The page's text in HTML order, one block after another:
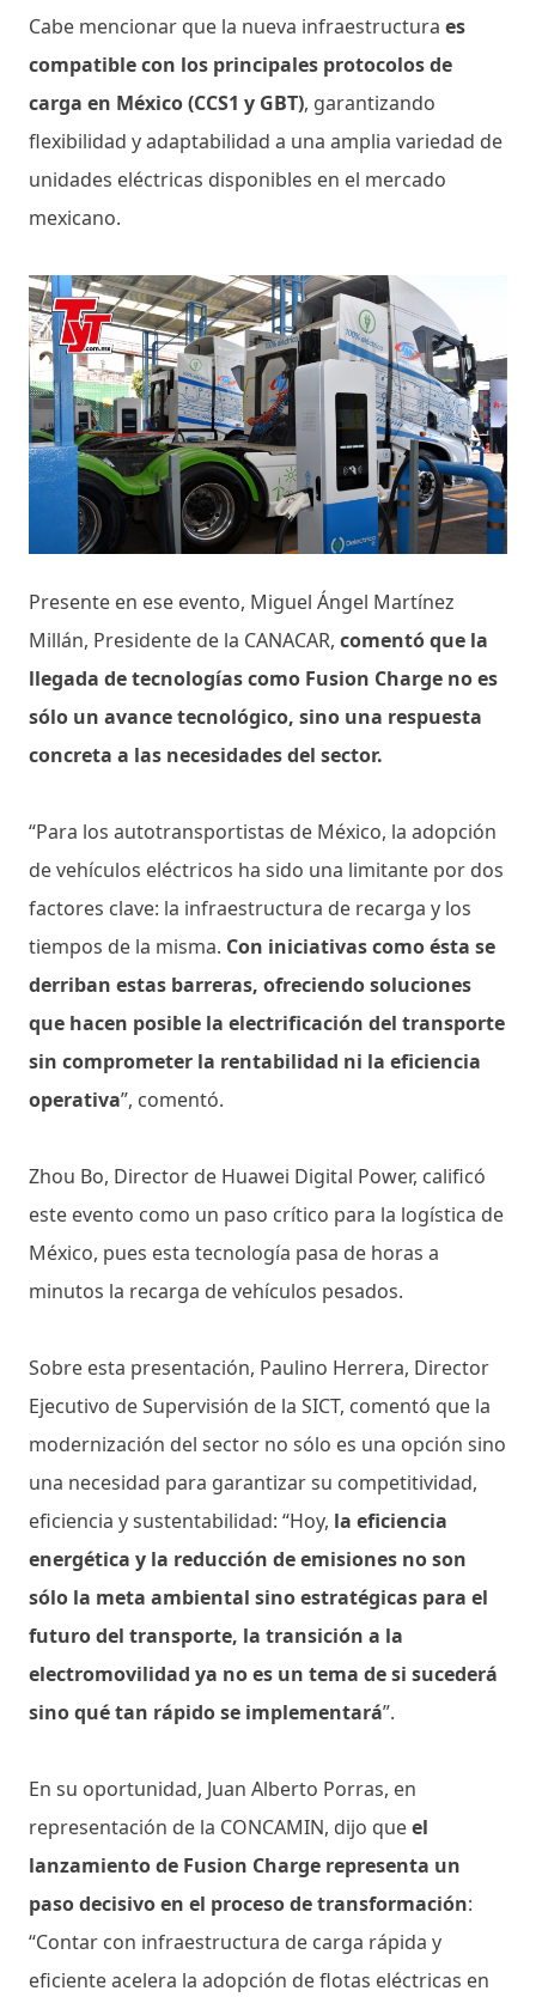
Cabe mencionar que la nueva infraestructura es
compatible con los principales protocolos de
carga en México (CCS1 y GBT), garantizando
flexibilidad y adaptabilidad a una amplia variedad de
unidades eléctricas disponibles en el mercado
mexicano.
Presente en ese evento, Miguel Ángel Martínez
Millán, Presidente de la CANACAR, comentó que la
llegada de tecnologías como Fusion Charge no es
sólo un avance tecnológico, sino una respuesta
concreta a las necesidades del sector.
“Para los autotransportistas de México, la adopción
de vehículos eléctricos ha sido una limitante por dos
factores clave: la infraestructura de recarga y los
tiempos de la misma. Con iniciativas como ésta se
derriban estas barreras, ofreciendo soluciones
que hacen posible la electrificación del transporte
sin comprometer la rentabilidad ni la eficiencia
operativa”, comentó.
Zhou Bo, Director de Huawei Digital Power, calificó
este evento como un paso crítico para la logística de
México, pues esta tecnología pasa de horas a
minutos la recarga de vehículos pesados.
Sobre esta presentación, Paulino Herrera, Director
Ejecutivo de Supervisión de la SICT, comentó que la
modernización del sector no sólo es una opción sino
una necesidad para garantizar su competitividad,
eficiencia y sustentabilidad: “Hoy, la eficiencia
energética y la reducción de emisiones no son
sólo la meta ambiental sino estratégicas para el
futuro del transporte, la transición a la
electromovilidad ya no es un tema de si sucederá
sino qué tan rápido se implementará”.
En su oportunidad, Juan Alberto Porras, en
representación de la CONCAMIN, dijo queel
lanzamiento de Fusion Charge representa un
paso decisivo en el proceso de transformación:
“Contar con infraestructura de carga rápida y
eficiente acelera la adopción de flotas eléctricas en